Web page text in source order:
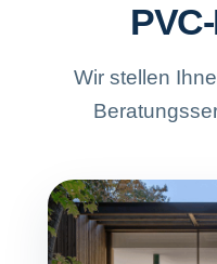
Wir stellen